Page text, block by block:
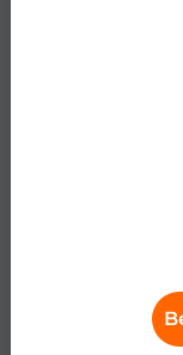
Wisberg
De Wisberg
ruimte voor de
kilogram
vaak haast hebt
voor de volgende
je minder stroom